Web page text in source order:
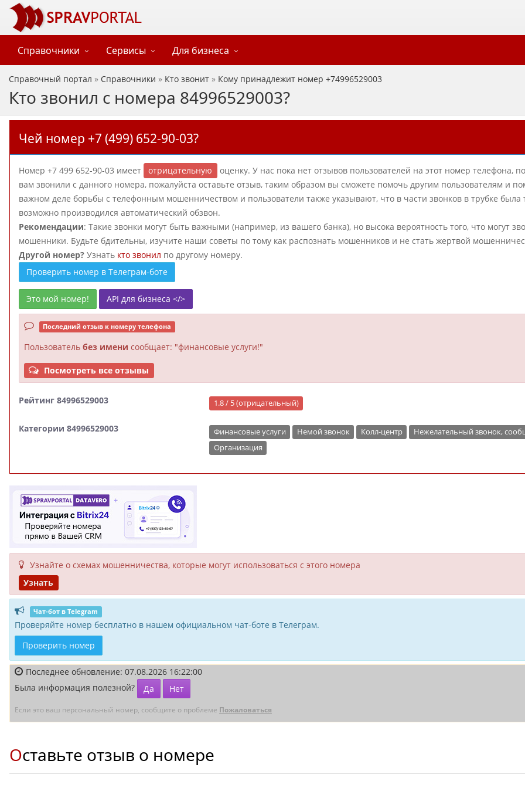
Справочники Сервисы Для бизнеса
Справочный портал » Справочники » Кто звонит » Кому принадлежит номер +74996529003
Кто звонил с номера 84996529003?
Чей номер +7 (499) 652-90-03?
Номер +7 499 652-90-03 имеет отрицательную
оценку. У нас пока нет отзывов пользователей на этот номер телефона,
вам звонили с данного номера, пожалуйста оставьте отзыв, таким образом вы сможете помочь другим пользователям и
важном деле борьбы с телефонным мошенничеством и пользователи также указывают, что в части звонков в трубке
возможно производился автоматический обзвон.
Рекомендации: Такие звонки могут быть важными (например, из вашего банка), но высока вероятность того, что могут
мошенники. Будьте бдительны, изучите наши советы по тому как распознать мошенников и не стать жертвой
Другой номер? Узнать кто звонил по другому номеру.
Проверить номер в Телеграм-боте
Это мой номер! API для бизнеса </>
Последний отзыв к номеру телефона
Пользователь без имени сообщает: "финансовые услуги!"
Посмотреть все отзывы
Рейтинг 84996529003 1.8 / 5 (отрицательный)
Категории 84996529003 Финансовые услуги Немой звонок Колл-центр
Нежелательный звонок,
Организация
Узнайте о схемах мошенни­чества, кото­рые могут исполь­зоваться с этого номера
Узнать
Чат-бот в Telegram
Проверяйте номер бесплатно в нашем официальном чат-боте в Телеграм.
Проверить номер
Последнее обновление: 07.08.2026 16:22:00
Была информация полезной?
Да Нет
Если это ваш персональный номер, сообщите о проблеме Пожаловаться
Оставьте отзыв о номере